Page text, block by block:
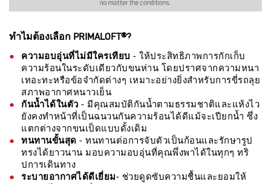
ทำไมต้องเลือก PRIMALOFT®?
ความอบอุ่นที่ไม่มีใครเทียบ - ให้ประสิทธิภาพการกักเก็บ
ความร้อนในระดับเดียวกับขนห่าน โดยปราศจากความหนา
เทอะทะหรือข้อจำกัดต่างๆ เหมาะอย่างยิ่งสำหรับการขี่รถลุย
สภาพอากาศหนาวเย็น
กันน้ำได้ในตัว - มีคุณสมบัติกันน้ำตามธรรมชาติและแห้งไว
ยังคงทำหน้าที่เป็นฉนวนกันความร้อนได้ดีแม้จะเปียกน้ำ ซึ่ง
แตกต่างจากขนเป็ดแบบดั้งเดิม
ทนทานขั้นสุด - ทนทานต่อการจับตัวเป็นก้อนและรักษารูป
ทรงได้ยาวนาน มอบความอบอุ่นที่คุณพึ่งพาได้ในทุกๆ ทริ
ปการเดินทาง
ระบายอากาศได้ดีเยี่ยม- ช่วยดูดซับความชื้นและยอมให้